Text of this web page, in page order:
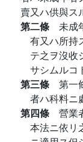
賣又ハ供與ス
第二條 未成
有又ハ所持
テ之ヲ沒收
サシムルコ
第三條 第一
者ハ科料ニ
第四條 營業
本法ニ依リ